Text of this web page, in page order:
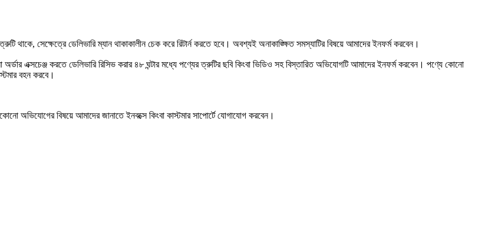
সেক্ষেত্রে ডেলিভারি ম্যান থাকাকালীন চেক করে রিটার্ন করতে হবে। অবশ্যই অনাকাঙ্ক্ষিত সমস্যাটির বিষয়ে আমাদের ইনফর্ম করবেন।
এক্সচেঞ্জ করতে ডেলিভারি রিসিভ করার ৪৮ ঘন্টার মধ্যে পণ্যের ত্রুটির ছবি কিংবা ভিডিও সহ বিস্তারিত অভিযোগটি আমাদের ইনফর্ম করবেন। পণ্যে কোনো
বহন করবে।
অভিযোগের বিষয়ে আমাদের জানাতে ইনবক্সে কিংবা কাস্টমার সাপোর্টে যোগাযোগ করবেন।